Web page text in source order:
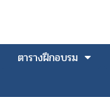
ตารางฝึกอบรม